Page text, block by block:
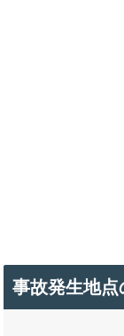
事故発生地